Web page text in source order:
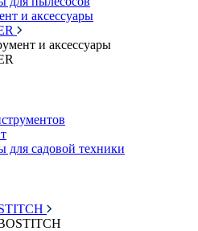
и аксессуары
и аксессуары
для садовой техники